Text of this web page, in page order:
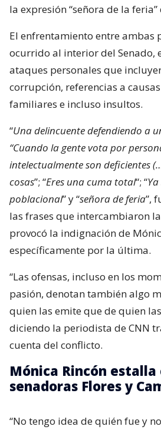
la expresión “señora de la
El enfrentamiento entre ambas
ocurrido al interior del Senado,
ataques personales que
corrupción, referencias a
familiares e incluso insultos.
“Una delincuente defendiendo a
“Cuando la gente vota por
intelectualmente son deficientes
cosas”; “Eres una cuma total“; “
poblacional” y “señora de feria”,
las frases que intercambiaron
provocó la indignación de
específicamente por la última.
“Las ofensas, incluso en los
pasión, denotan también algo
quien las emite que de quien
diciendo la periodista de CNN
cuenta del conflicto.
Mónica Rincón
senadoras Flores y
“No tengo idea de quién fue y